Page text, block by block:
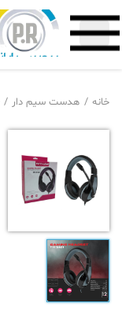
خانه هدست سیم دار